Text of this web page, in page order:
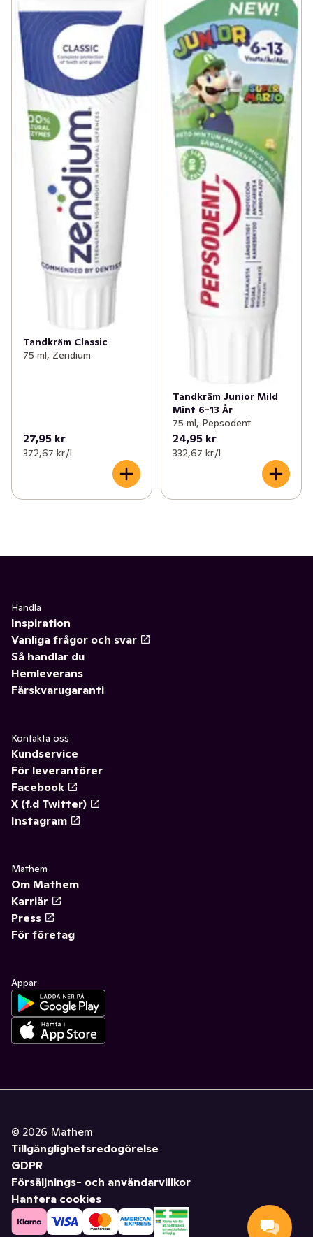
Tandkräm Classic
75 ml, Zendium
27,95 kr
372,67 kr /l
Tandkräm Junior Mild
Mint 6-13 År
75 ml, Pepsodent
24,95 kr
332,67 kr /l
Handla
Inspiration
Vanliga frågor och svar
Så handlar du
Hemleverans
Färskvarugaranti
Kontakta oss
Kundservice
För leverantörer
Facebook
X (f.d Twitter)
Instagram
Mathem
Om Mathem
Karriär
Press
För företag
Appar
© 2026 Mathem
Tillgänglighetsredogörelse
GDPR
Försäljnings- och användarvillkor
Hantera cookies